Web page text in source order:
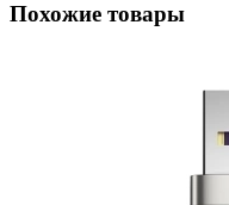
Похожие товары